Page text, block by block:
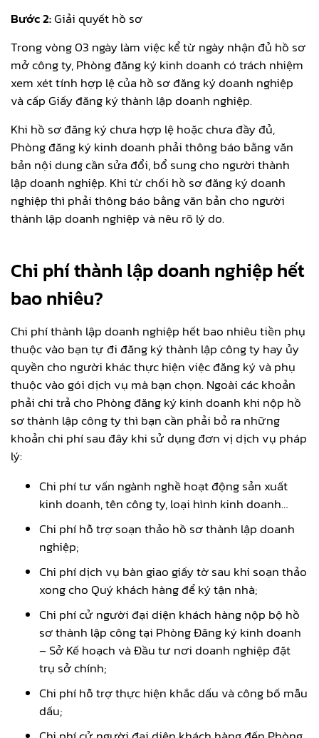
Bước 2:Giải quyết hồ sơ
Trong vòng 03 ngày làm việc kể từ ngày nhận đủ hồ sơ
mở công ty, Phòng đăng ký kinh doanh có trách nhiệm
xem xét tính hợp lệ của hồ sơ đăng ký doanh nghiệp
và cấp Giấy đăng ký thành lập doanh nghiệp.
Khi hồ sơ đăng ký chưa hợp lệ hoặc chưa đầy đủ,
Phòng đăng ký kinh doanh phải thông báo bằng văn
bản nội dung cần sửa đổi, bổ sung cho người thành
lập doanh nghiệp. Khi từ chối hồ sơ đăng ký doanh
nghiệp thì phải thông báo bằng văn bản cho người
thành lập doanh nghiệp và nêu rõ lý do.
Chi phí thành lập doanh nghiệp hết
bao nhiêu?
Chi phí thành lập doanh nghiệp hết bao nhiêu tiền phụ
thuộc vào bạn tự đi đăng ký thành lập công ty hay ủy
quyền cho người khác thực hiện việc đăng ký và phụ
thuộc vào gói dịch vụ mà bạn chọn. Ngoài các khoản
phải chi trả cho Phòng đăng ký kinh doanh khi nộp hồ
sơ thành lập công ty thì bạn cần phải bỏ ra những
khoản chi phí sau đây khi sử dụng đơn vị dịch vụ pháp
lý:
Chi phí tư vấn ngành nghề hoạt động sản xuất
kinh doanh, tên công ty, loại hình kinh doanh…
Chi phí hỗ trợ soạn thảo hồ sơ thành lập doanh
nghiệp;
Chi phí dịch vụ bàn giao giấy tờ sau khi soạn thảo
xong cho Quý khách hàng để ký tận nhà;
Chi phí cử người đại diện khách hàng nộp bộ hồ
sơ thành lập công tại Phòng Đăng ký kinh doanh
– Sở Kế hoạch và Đầu tư nơi doanh nghiệp đặt
trụ sở chính;
Chi phí hỗ trợ thực hiện khắc dấu và công bố mẫu
dấu;